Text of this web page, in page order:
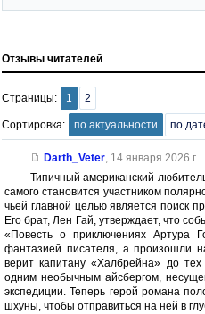
Отзывы читателей
Страницы: 1 2
Сортировка: по актуальности по
Darth_Veter, 14 января 2026 г.
Типичный американский
самого становится участником
чьей главной целью является поиск
Его брат, Лен Гай, утверждает, что
«Повесть о приключениях Артура
фантазией писателя, а произошли
верит капитану «Халбрейна» до
одним необычным айсбергом,
экспедиции. Теперь герой романа
шхуны, чтобы отправиться на ней в